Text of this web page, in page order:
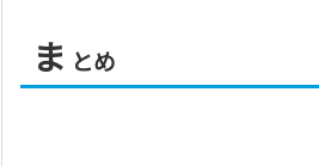
ま とめ